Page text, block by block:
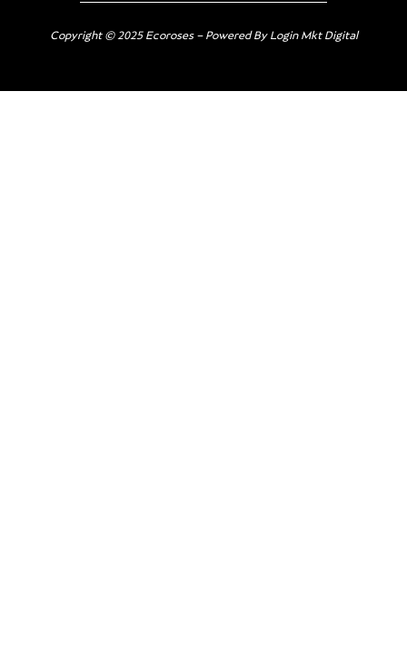
Copyright © 2025 Ecoroses – Powered By Login Mkt Digital